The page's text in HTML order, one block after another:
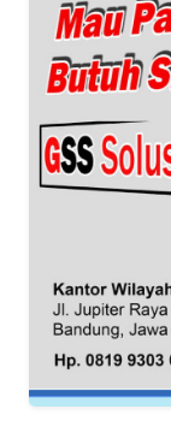
BANTEN
WN
NTT
WN
KEPRI
PAPUA
WN
PAPUA
BARAT